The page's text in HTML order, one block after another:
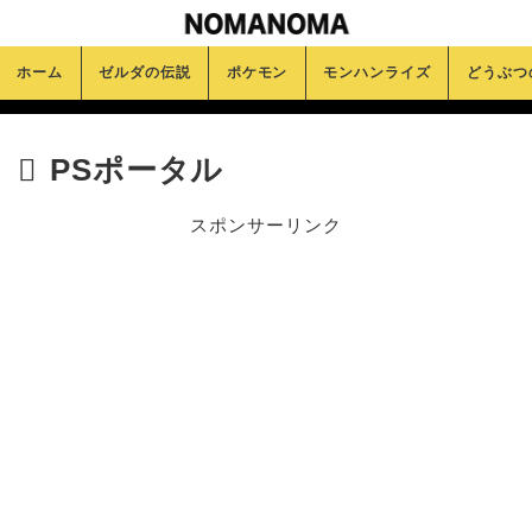
ホーム ゼルダの伝説 ポケモン モンハンライズ どうぶつ
PSポータル
スポンサーリンク